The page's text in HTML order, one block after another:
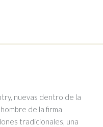
nuevas dentro de la
de la firma
tradicionales, una